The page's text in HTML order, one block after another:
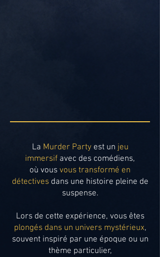
La Murder Party est un jeu
immersif avec des comédiens,
où vous vous transformé en
détectives dans une histoire pleine de
suspense.
Lors de cette expérience, vous êtes
plongés dans un univers mystérieux,
souvent inspiré par une époque ou un
thème particulier,